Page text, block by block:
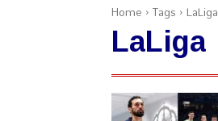
Home Tags LaLiga
LaLiga